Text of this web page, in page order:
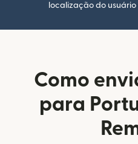
localização do
Como
para